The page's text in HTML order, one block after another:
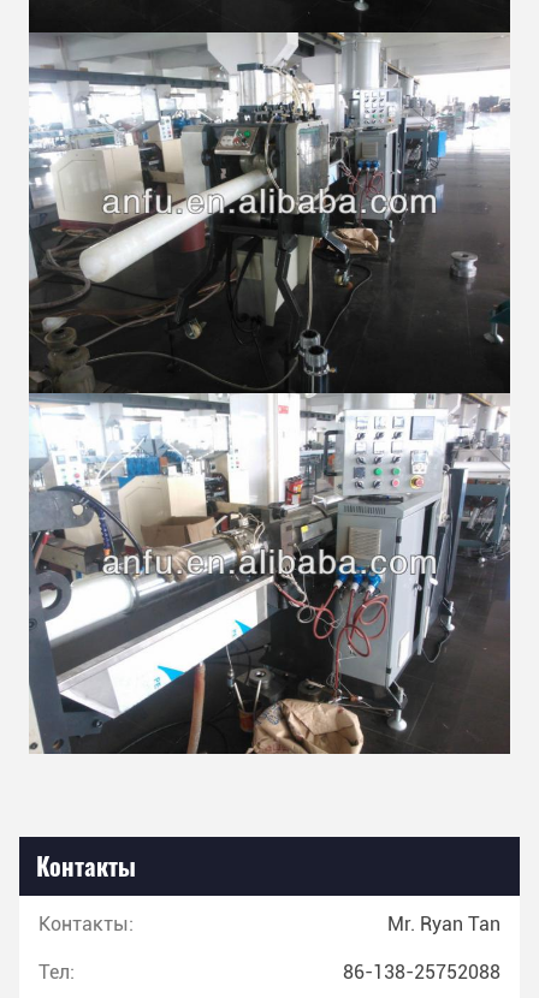
Контакты
Контакты: Mr. Ryan Tan
Тел: 86-138-25752088